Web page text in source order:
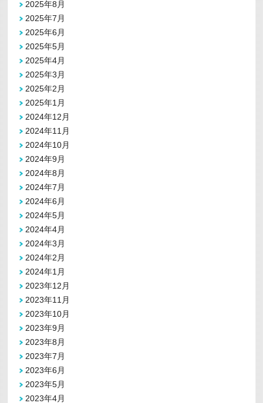
2025年8月
2025年7月
2025年6月
2025年5月
2025年4月
2025年3月
2025年2月
2025年1月
2024年12月
2024年11月
2024年10月
2024年9月
2024年8月
2024年7月
2024年6月
2024年5月
2024年4月
2024年3月
2024年2月
2024年1月
2023年12月
2023年11月
2023年10月
2023年9月
2023年8月
2023年7月
2023年6月
2023年5月
2023年4月